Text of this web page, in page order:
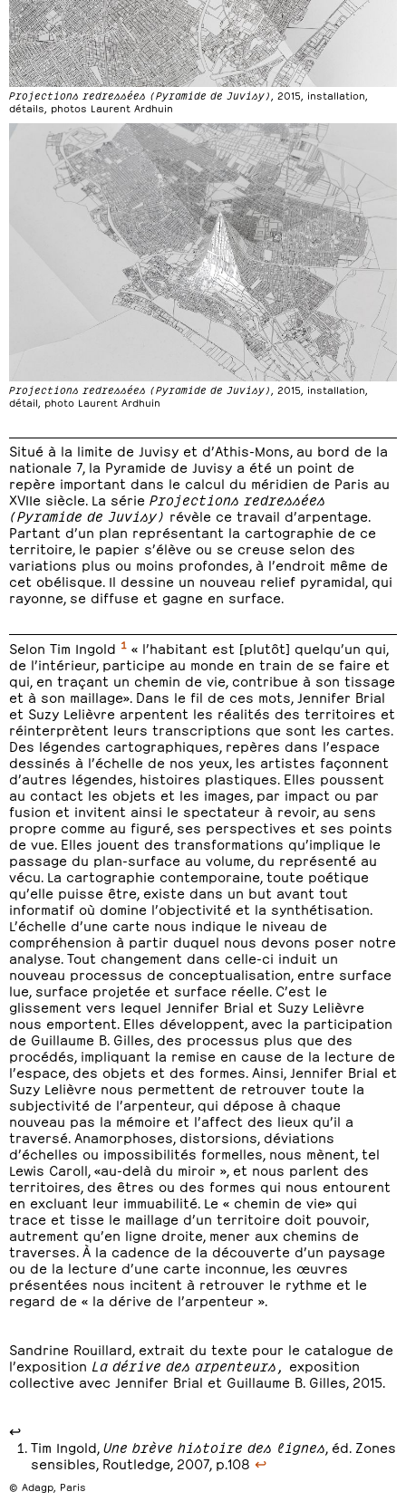
Situé à la limite de Juvisy et d’Athis-Mons, au bord de la
nationale 7, la Pyramide de Juvisy a été un point de
repère important dans le calcul du méridien de Paris au
XVIIe siècle. La série Projections redressées
(Pyramide de Juvisy) révèle ce travail d’arpentage.
Partant d’un plan représentant la cartographie de ce
territoire, le papier s’élève ou se creuse selon des
variations plus ou moins profondes, à l’endroit même de
cet obélisque. Il dessine un nouveau relief pyramidal, qui
rayonne, se diffuse et gagne en surface.
Selon Tim Ingold 1 « l’habitant est [plutôt] quelqu’un qui,
de l’intérieur, participe au monde en train de se faire et
qui, en traçant un chemin de vie, contribue à son tissage
et à son maillage». Dans le fil de ces mots, Jennifer Brial
et Suzy Lelièvre arpentent les réalités des territoires et
réinterprètent leurs transcriptions que sont les cartes.
Des légendes cartographiques, repères dans l’espace
dessinés à l’échelle de nos yeux, les artistes façonnent
d’autres légendes, histoires plastiques. Elles poussent
au contact les objets et les images, par impact ou par
fusion et invitent ainsi le spectateur à revoir, au sens
propre comme au figuré, ses perspectives et ses points
de vue. Elles jouent des transformations qu’implique le
passage du plan-surface au volume, du représenté au
vécu. La cartographie contemporaine, toute poétique
qu’elle puisse être, existe dans un but avant tout
informatif où domine l’objectivité et la synthétisation.
L’échelle d’une carte nous indique le niveau de
compréhension à partir duquel nous devons poser notre
analyse. Tout changement dans celle-ci induit un
nouveau processus de conceptualisation, entre surface
lue, surface projetée et surface réelle. C’est le
glissement vers lequel Jennifer Brial et Suzy Lelièvre
nous emportent. Elles développent, avec la participation
de Guillaume B. Gilles, des processus plus que des
procédés, impliquant la remise en cause de la lecture de
l’espace, des objets et des formes. Ainsi, Jennifer Brial et
Suzy Lelièvre nous permettent de retrouver toute la
subjectivité de l’arpenteur, qui dépose à chaque
nouveau pas la mémoire et l’affect des lieux qu’il a
traversé. Anamorphoses, distorsions, déviations
d’échelles ou impossibilités formelles, nous mènent, tel
Lewis Caroll, «au-delà du miroir », et nous parlent des
territoires, des êtres ou des formes qui nous entourent
en excluant leur immuabilité. Le « chemin de vie» qui
trace et tisse le maillage d’un territoire doit pouvoir,
autrement qu’en ligne droite, mener aux chemins de
traverses. À la cadence de la découverte d’un paysage
ou de la lecture d’une carte inconnue, les œuvres
présentées nous incitent à retrouver le rythme et le
regard de « la dérive de l’arpenteur ».
Sandrine Rouillard, extrait du texte pour le catalogue de
l’exposition La dérive des arpenteurs,
exposition
collective avec Jennifer Brial et Guillaume B. Gilles, 2015.
↩
Tim Ingold, Une brève histoire des lignes , éd. Zones
sensibles, Routledge, 2007, p.108 ↩
© Adagp, Paris
Projections redressées (Pyramide de Juvisy)
, 2015, installation,
détails, photos Laurent Ardhuin
Projections redressées (Pyramide de Juvisy) , 2015, installation,
détail, photo Laurent Ardhuin